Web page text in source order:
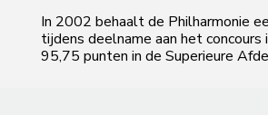
In 2002 behaalt de Philharmonie
tijdens deelname aan het concours
95,75 punten in de Superieure